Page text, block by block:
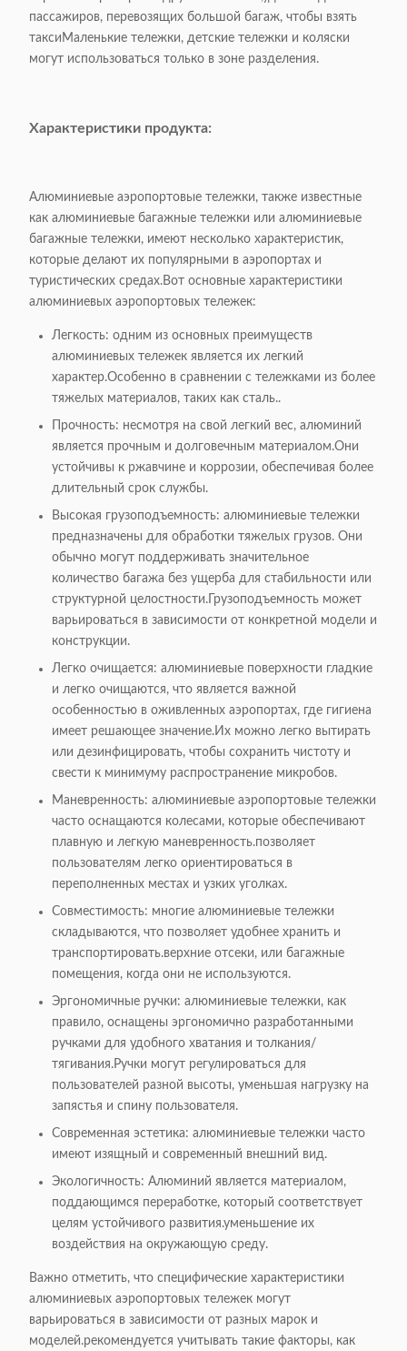
пассажиров, перевозящих большой багаж, чтобы взять
таксиМаленькие тележки, детские тележки и коляски
могут использоваться только в зоне разделения.
Характеристики продукта:
Алюминиевые аэропортовые тележки, также известные
как алюминиевые багажные тележки или алюминиевые
багажные тележки, имеют несколько характеристик,
которые делают их популярными в аэропортах и
туристических средах.Вот основные характеристики
алюминиевых аэропортовых тележек:
Легкость: одним из основных преимуществ
алюминиевых тележек является их легкий
характер.Особенно в сравнении с тележками из более
тяжелых материалов, таких как сталь..
Прочность: несмотря на свой легкий вес, алюминий
является прочным и долговечным материалом.Они
устойчивы к ржавчине и коррозии, обеспечивая более
длительный срок службы.
Высокая грузоподъемность: алюминиевые тележки
предназначены для обработки тяжелых грузов. Они
обычно могут поддерживать значительное
количество багажа без ущерба для стабильности или
структурной целостности.Грузоподъемность может
варьироваться в зависимости от конкретной модели и
конструкции.
Легко очищается: алюминиевые поверхности гладкие
и легко очищаются, что является важной
особенностью в оживленных аэропортах, где гигиена
имеет решающее значение.Их можно легко вытирать
или дезинфицировать, чтобы сохранить чистоту и
свести к минимуму распространение микробов.
Маневренность: алюминиевые аэропортовые тележки
часто оснащаются колесами, которые обеспечивают
плавную и легкую маневренность.позволяет
пользователям легко ориентироваться в
переполненных местах и узких уголках.
Совместимость: многие алюминиевые тележки
складываются, что позволяет удобнее хранить и
транспортировать.верхние отсеки, или багажные
помещения, когда они не используются.
Эргономичные ручки: алюминиевые тележки, как
правило, оснащены эргономично разработанными
ручками для удобного хватания и толкания/
тягивания.Ручки могут регулироваться для
пользователей разной высоты, уменьшая нагрузку на
запястья и спину пользователя.
Современная эстетика: алюминиевые тележки часто
имеют изящный и современный внешний вид.
Экологичность: Алюминий является материалом,
поддающимся переработке, который соответствует
целям устойчивого развития.уменьшение их
воздействия на окружающую среду.
Важно отметить, что специфические характеристики
алюминиевых аэропортовых тележек могут
варьироваться в зависимости от разных марок и
моделей.рекомендуется учитывать такие факторы, как